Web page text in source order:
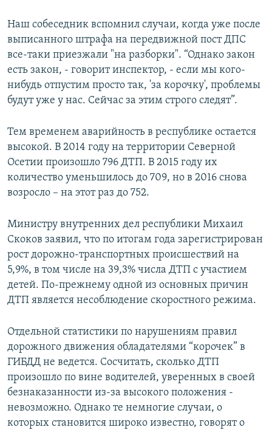
Наш собеседник вспомнил случаи, когда уже после
выписанного штрафа на передвижной пост ДПС
все-таки приезжали "на разборки". “Однако закон
есть закон, - говорит инспектор, - если мы кого-
нибудь отпустим просто так, 'за корочку', проблемы
будут уже у нас. Сейчас за этим строго следят”.
Тем временем аварийность в республике остается
высокой. В 2014 году на территории Северной
Осетии произошло 796 ДТП. В 2015 году их
количество уменьшилось до 709, но в 2016 снова
возросло – на этот раз до 752.
Министру внутренних дел республики Михаил
Скоков заявил, что по итогам года зарегистрирован
рост дорожно-транспортных происшествий на
5,9%, в том числе на 39,3% числа ДТП с участием
детей. По-прежнему одной из основных причин
ДТП является несоблюдение скоростного режима.
Отдельной статистики по нарушениям правил
дорожного движения обладателями “корочек” в
ГИБДД не ведется. Сосчитать, сколько ДТП
произошло по вине водителей, уверенных в своей
безнаказанности из-за высокого положения -
невозможно. Однако те немногие случаи, о
которых становится широко известно, говорят о